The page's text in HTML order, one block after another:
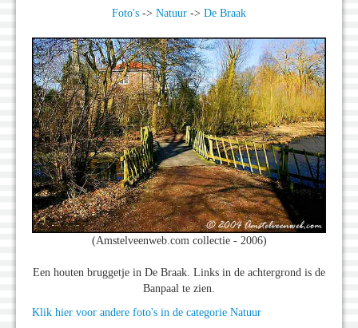
Foto's -> Natuur -> De Braak
(Amstelveenweb.com collectie - 2006)
Een houten bruggetje in De Braak. Links in de achtergrond is de
Banpaal te zien.
Klik hier voor andere foto's in de categorie Natuur